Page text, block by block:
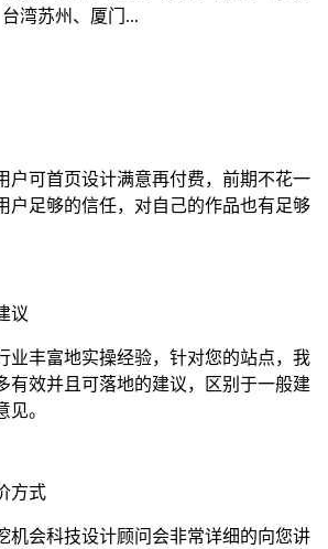
湾苏州、厦门...
户可首页设计满意再付费，前期不花一
户足够的信任，对自己的作品也有足够
议
业丰富地实操经验，针对您的站点，我
有效并且可落地的建议，区别于一般建
见。
方式
机会科技设计顾问会非常详细的向您讲